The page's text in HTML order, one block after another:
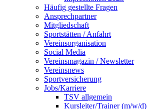
Häufig gestellte Fragen
Ansprechpartner
Mitgliedschaft
Sportstätten / Anfahrt
Vereinsorganisation
Social Media
Vereinsmagazin / Newsletter
Vereinsnews
Sportversicherung
Jobs/Karriere
TSV allgemein
Kursleiter/Trainer (m/w/d)